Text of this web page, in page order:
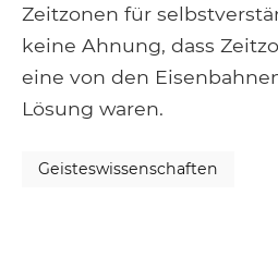
Zeitzonen für
keine Ahnung, dass
eine von den
Lösung waren.
Geisteswissenschaften